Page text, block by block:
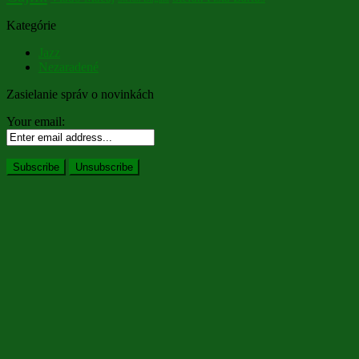
Kategórie
Jazz
Nezaradené
Zasielanie správ o novinkách
Your email: